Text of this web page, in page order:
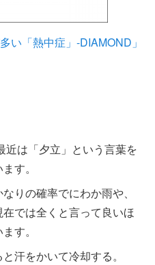
い「熱中症」-DIAMOND」
近は「夕立」という言葉を
す。
りの確率でにわか雨や、
では全くと言って良いほ
す。
と汗をかいて冷却する。